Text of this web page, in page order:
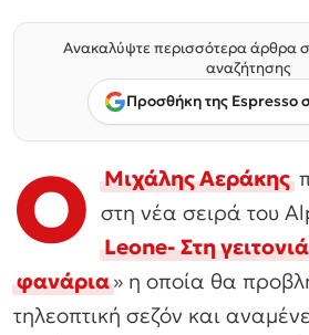
Ανακαλύψτε περισσότερα άρθρα
αναζήτησης
Προσθήκη της Espresso
Ο Μιχάλης Αεράκης
στη νέα σειρά του
Leone- Στη
φανάρια» η οποία θα
τηλεοπτική σεζόν και